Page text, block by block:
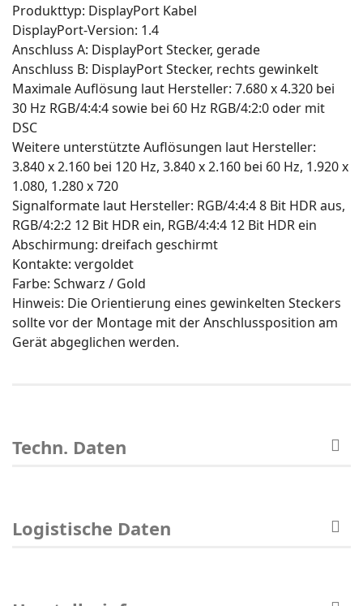
Produkttyp: DisplayPort Kabel
DisplayPort-Version: 1.4
Anschluss A: DisplayPort Stecker, gerade
Anschluss B: DisplayPort Stecker, rechts gewinkelt
Maximale Auflösung laut Hersteller: 7.680 x 4.320 bei
30 Hz RGB/4:4:4 sowie bei 60 Hz RGB/4:2:0 oder mit
DSC
Weitere unterstützte Auflösungen laut Hersteller:
3.840 x 2.160 bei 120 Hz, 3.840 x 2.160 bei 60 Hz, 1.920 x
1.080, 1.280 x 720
Signalformate laut Hersteller: RGB/4:4:4 8 Bit HDR aus,
RGB/4:2:2 12 Bit HDR ein, RGB/4:4:4 12 Bit HDR ein
Abschirmung: dreifach geschirmt
Kontakte: vergoldet
Farbe: Schwarz / Gold
Hinweis: Die Orientierung eines gewinkelten Steckers
sollte vor der Montage mit der Anschlussposition am
Gerät abgeglichen werden.
Techn. Daten
Logistische Daten